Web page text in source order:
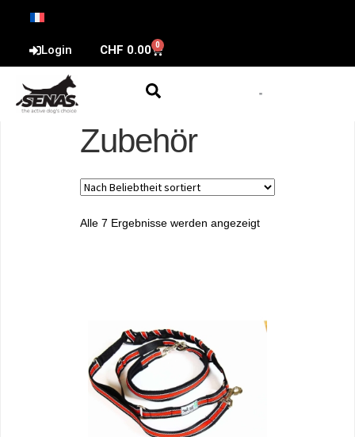
Login CHF 0.00 0
Zubehör
Alle 7 Ergebnisse werden angezeigt